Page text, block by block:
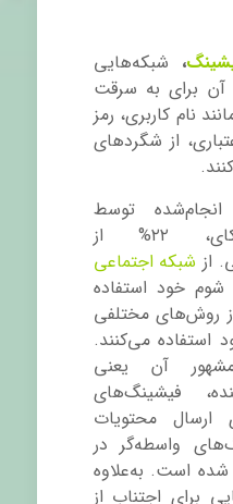
، شبکه‌هایی
آن برای به سرقت
نام کاربری، رمز
از شگردهای
توسط
آزمایشگاه کَسپِراِسکای، ۲۲% از
از شبکه‌ اجتماعی
خود استفاده
روش‌های مختلفی
استفاده می‌کنند.
آن یعنی
فیشینگ‌های
ارسال محتویات
واسطه‌گر در
شده است. به‌علاوه
برای اجتناب از